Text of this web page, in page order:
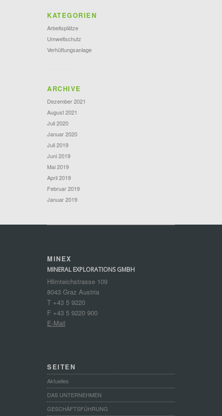
KATEGORIEN
Arbeitsplätze
Umweltschutz
Verhüttungsanlage
ARCHIVE
Dezember 2021
August 2021
Juli 2020
Januar 2020
Juli 2019
Juni 2019
Mai 2019
April 2019
Februar 2019
Januar 2019
MINEX
MINERAL EXPLORATIONS GMBH
Hilmteichstrasse 109
8043 Graz Austria
T +43 5 9220
F +43 5 9220 900
E-Mail
SEITEN
Aktuelles
DAS UNTERNEHMEN
GESCHÄFTSFÜHRUNG